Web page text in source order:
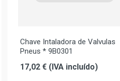
Chave Intaladora de Valvulas
Pneus * 9B0301
17,02 € (IVA incluído)